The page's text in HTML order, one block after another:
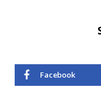
Facebook